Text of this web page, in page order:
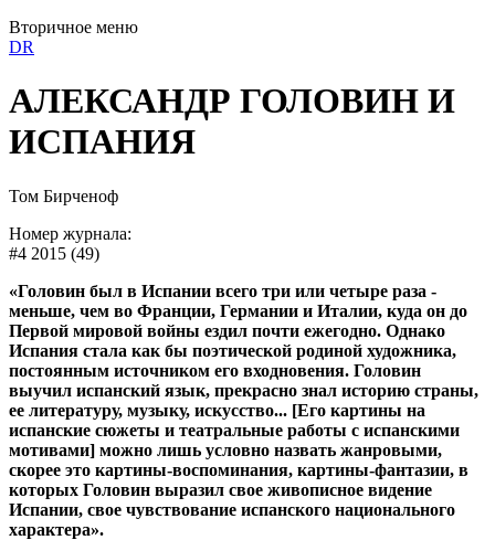
Вторичное меню
DR
АЛЕКСАНДР ГОЛОВИН И
ИСПАНИЯ
Том Бирченоф
Номер журнала:
#4 2015 (49)
«Головин был в Испании всего три или четыре раза -
меньше, чем во Франции, Германии и Италии, куда он до
Первой мировой войны ездил почти ежегодно. Однако
Испания стала как бы поэтической родиной художника,
постоянным источником его входновения. Головин
выучил испанский язык, прекрасно знал историю страны,
ее литературу, музыку, искусство... [Его картины на
испанские сюжеты и театральные работы с испанскими
мотивами] можно лишь условно назвать жанровыми,
скорее это картины-воспоминания, картины-фантазии, в
которых Головин выразил свое живописное видение
Испании, свое чувствование испанского национального
характера».